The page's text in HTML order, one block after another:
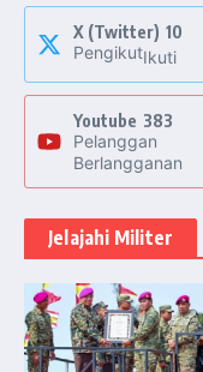
X (Twitter) 10
PengikutIkuti
Youtube 383
Pelanggan
Berlangganan
Jelajahi Militer